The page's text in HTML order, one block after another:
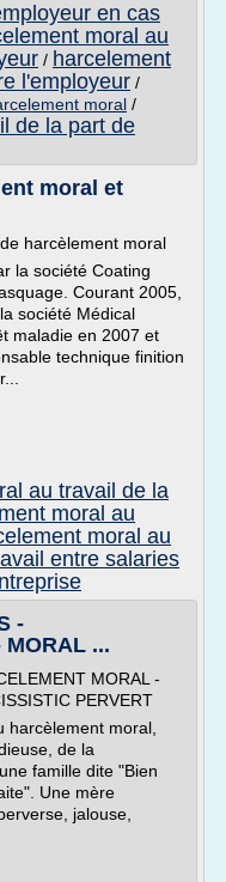
en cas
moral au
/ harcelement
l'employeur /
moral /
de la part de
moral et
harcèlement moral
la société Coating
Courant 2005,
société Médical
maladie en 2007 et
technique finition
au travail de la
moral au
moral au
entre salaries
-
MORAL ...
MORAL -
PERVERT
harcèlement moral,
de la
famille dite "Bien
Une mère
jalouse,